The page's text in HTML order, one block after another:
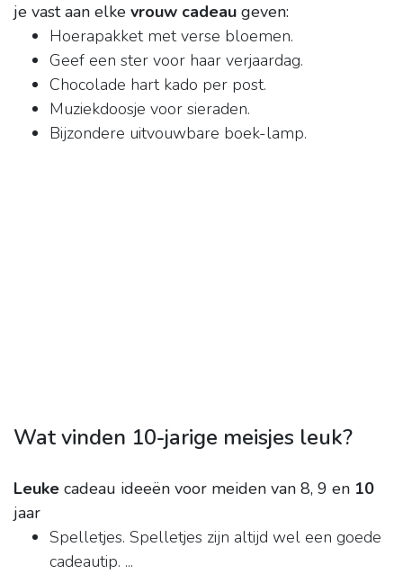
je vast aan elke vrouw cadeau geven:
Hoerapakket met verse bloemen.
Geef een ster voor haar verjaardag.
Chocolade hart kado per post.
Muziekdoosje voor sieraden.
Bijzondere uitvouwbare boek-lamp.
Wat vinden 10-jarige meisjes leuk?
Leuke cadeau ideeën voor meiden van 8, 9 en 10
jaar
Spelletjes. Spelletjes zijn altijd wel een goede
cadeautip. ...